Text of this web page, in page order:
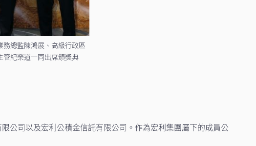
總監陳鴻展、高級行政區
管紀榮道一同出席頒獎典
公司以及宏利公積金信託有限公司。作為宏利集團屬下的成員公